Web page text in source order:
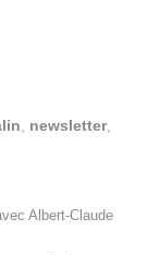
, newsletter,
Albert-Claude